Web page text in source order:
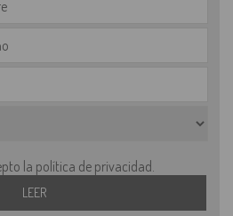
la política de privacidad.